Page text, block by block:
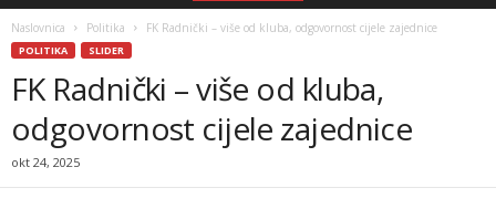
Naslovnica Politika FK Radnički – više od kluba, odgovornost cijele zajednice
POLITIKA SLIDER
FK Radnički – više od kluba,
odgovornost cijele zajednice
okt 24, 2025